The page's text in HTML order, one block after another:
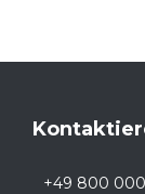
Footer
+49 800